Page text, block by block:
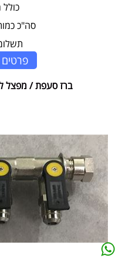
סה"כ
פרטים
ברז סעפת / מפצל לגז 3 יציאות - 1/